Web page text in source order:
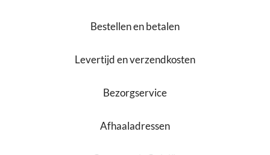
Bestellen en betalen
Levertijd en verzendkosten
Bezorgservice
Afhaaladressen